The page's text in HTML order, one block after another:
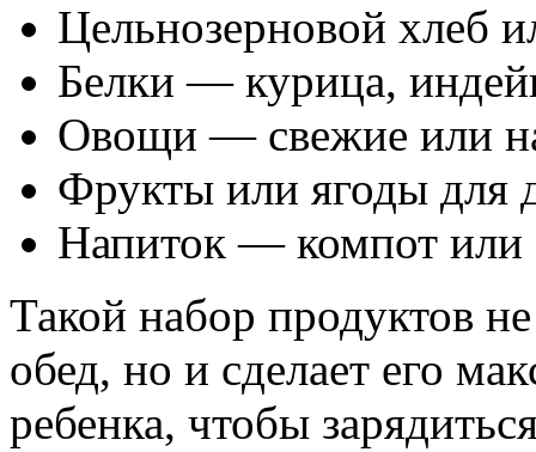
Цельнозерновой хлеб
Белки — курица,
Овощи — свежие или
Фрукты или ягоды для
Напиток — компот или
Такой набор продуктов
обед, но и сделает его
ребенка, чтобы